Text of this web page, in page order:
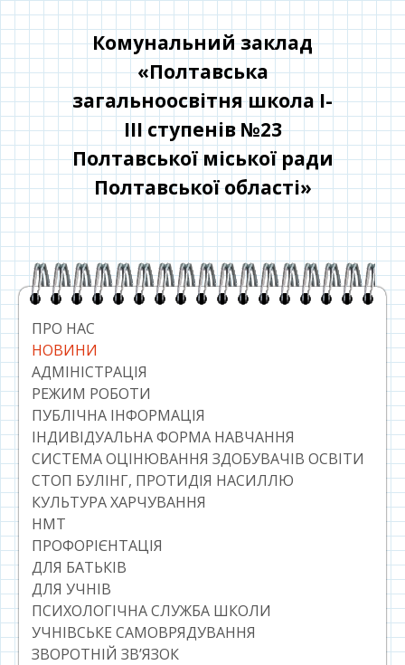
до
контенту
Комунальний заклад
«Полтавська
загальноосвітня школа І-
ІІІ ступенів №23
Полтавської міської ради
Полтавської області»
Головний
сайдбар
ПРО НАС
НОВИНИ
АДМІНІСТРАЦІЯ
РЕЖИМ РОБОТИ
ПУБЛІЧНА ІНФОРМАЦІЯ
ІНДИВІДУАЛЬНА ФОРМА НАВЧАННЯ
СИСТЕМА ОЦІНЮВАННЯ ЗДОБУВАЧІВ ОСВІТИ
СТОП БУЛІНГ, ПРОТИДІЯ НАСИЛЛЮ
КУЛЬТУРА ХАРЧУВАННЯ
НМТ
ПРОФОРІЄНТАЦІЯ
ДЛЯ БАТЬКІВ
ДЛЯ УЧНІВ
ПСИХОЛОГІЧНА СЛУЖБА ШКОЛИ
УЧНІВСЬКЕ САМОВРЯДУВАННЯ
ЗВОРОТНІЙ ЗВ’ЯЗОК